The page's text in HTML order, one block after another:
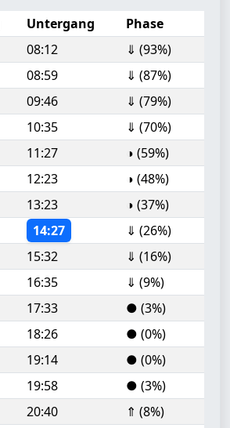
Untergang
Phase
08:12
⇓ (93%)
08:59
⇓ (87%)
09:46
⇓ (79%)
10:35
⇓ (70%)
11:27
◑ (59%)
12:23
◑ (48%)
13:23
◑ (37%)
14:27
⇓ (26%)
15:32
⇓ (16%)
16:35
⇓ (9%)
17:33
● (3%)
18:26
● (0%)
19:14
● (0%)
19:58
● (3%)
20:40
⇑ (8%)